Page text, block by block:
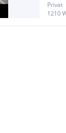
Privat
1210